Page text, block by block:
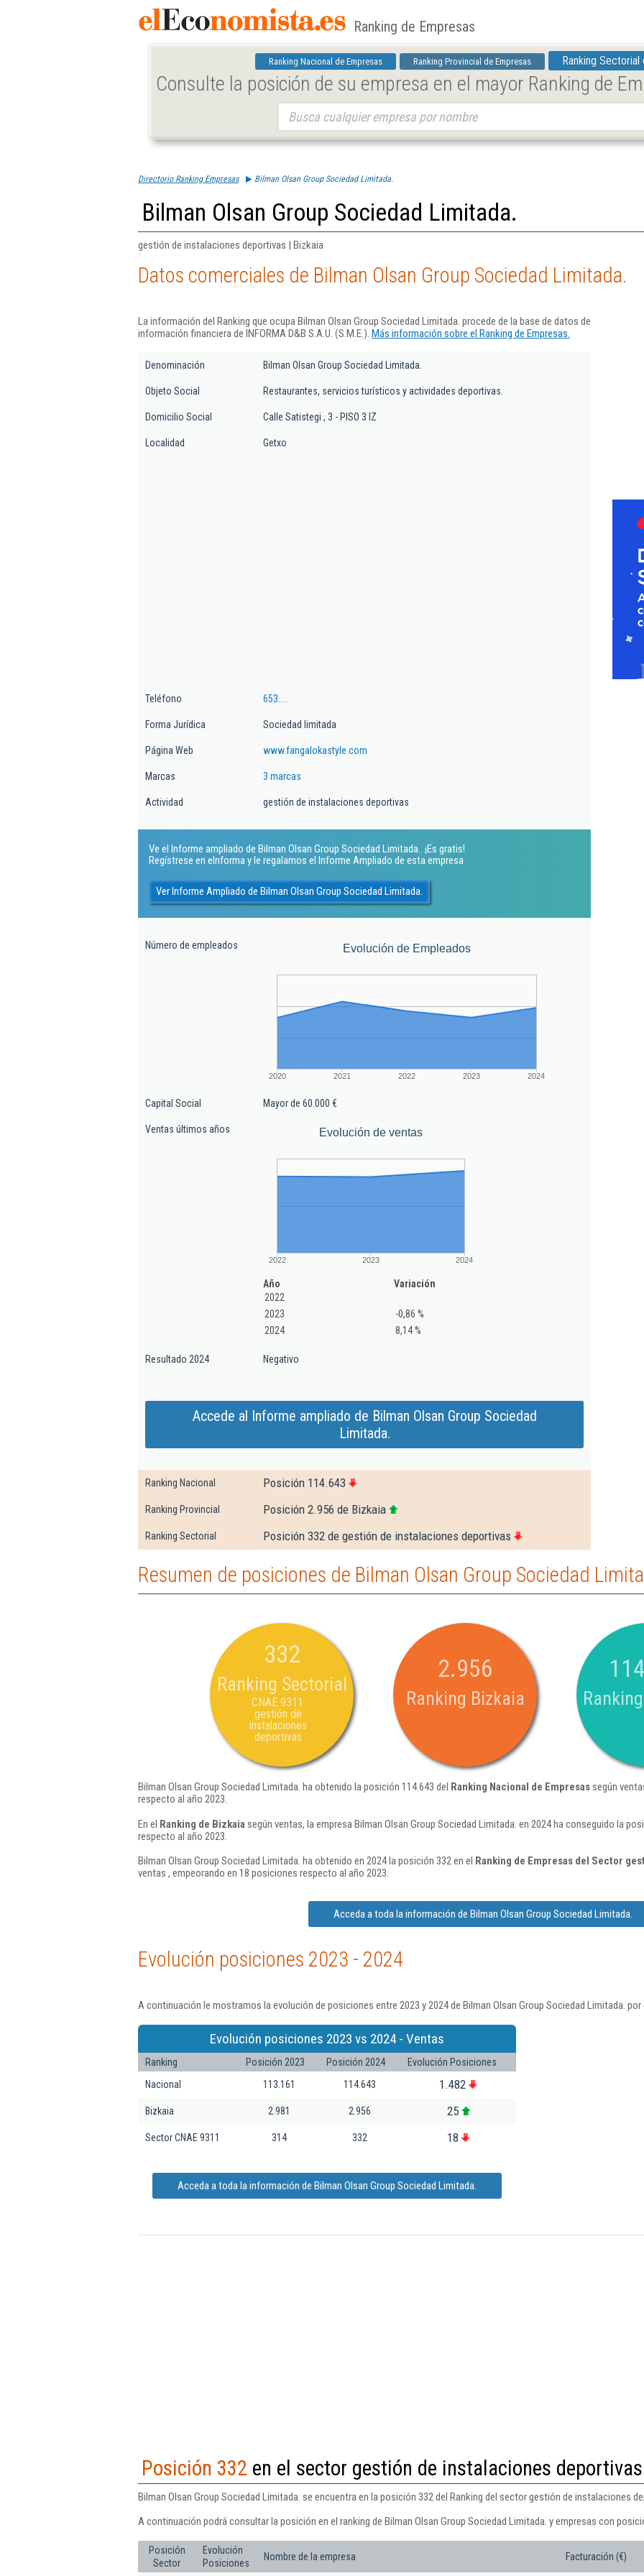
Ranking de Empresas
Ranking Nacional de Empresas Ranking Provincial de Empresas Ranking Sectorial
Consulte la posición de su empresa en el mayor Ranking de
Directorio Ranking Empresas Bilman Olsan Group Sociedad Limitada.
Bilman Olsan Group Sociedad Limitada.
gestión de instalaciones deportivas | Bizkaia
Datos comerciales de Bilman Olsan Group Sociedad Limitada.
La información del Ranking que ocupa Bilman Olsan Group Sociedad Limitada. procede de la base de datos de
información financiera de INFORMA D&B S.A.U. (S.M.E.). Más información sobre el Ranking de Empresas.
Denominación Bilman Olsan Group Sociedad Limitada.
Objeto Social Restaurantes, servicios turísticos y actividades deportivas.
Domicilio Social Calle Satistegi , 3 - PISO 3 IZ
Localidad Getxo
Teléfono 653.....
Forma Jurídica Sociedad limitada
Página Web www.fangalokastyle.com
Marcas 3 marcas
Actividad gestión de instalaciones deportivas
Ve el Informe ampliado de Bilman Olsan Group Sociedad Limitada.. ¡Es gratis!
Regístrese en eInforma y le regalamos el Informe Ampliado de esta empresa
Ver Informe Ampliado de Bilman Olsan Group Sociedad Limitada.
Número de empleados Evolución de Empleados
2020 2021 2022 2023 2024
Capital Social Mayor de 60.000 €
Ventas últimos años Evolución de ventas
2022 2023 2024
Año
Variación
2022
2023
-0,86 %
2024
8,14 %
Resultado 2024 Negativo
Accede al Informe ampliado de Bilman Olsan Group Sociedad
Limitada.
Ranking Nacional Posición 114.643
Ranking Provincial Posición 2.956 de Bizkaia
Ranking Sectorial Posición 332 de gestión de instalaciones deportivas
Resumen de posiciones de Bilman Olsan Group Sociedad
332
Ranking Sectorial
CNAE 9311:
gestión de
instalaciones
deportivas
2.956
Ranking Bizkaia
Bilman Olsan Group Sociedad Limitada. ha obtenido la posición 114.643 del Ranking Nacional de Empresassegún
respecto al año 2023.
En el Ranking de Bizkaia según ventas, la empresa Bilman Olsan Group Sociedad Limitada. en 2024 ha conseguido la
respecto al año 2023.
Bilman Olsan Group Sociedad Limitada. ha obtenido en 2024 la posición 332 en el Ranking de Empresas del Sector
ventas , empeorando en 18 posiciones respecto al año 2023.
Acceda a toda la información de Bilman Olsan Group Sociedad Limitada.
Evolución posiciones 2023 - 2024
A continuación le mostramos la evolución de posiciones entre 2023 y 2024 de Bilman Olsan Group Sociedad Limitada.
Evolución posiciones 2023 vs 2024 - Ventas
Ranking Posición 2023 Posición 2024
Evolución Posiciones
Nacional
113.161 114.643 1.482
Bizkaia 2.981 2.956 25
Sector CNAE 9311 314 332 18
Acceda a toda la información de Bilman Olsan Group Sociedad Limitada.
Posición 332 en el sector gestión de instalaciones deportivas
Bilman Olsan Group Sociedad Limitada. se encuentra en la posición 332 del Ranking del sector gestión de instalaciones
A continuación podrá consultar la posición en el ranking de Bilman Olsan Group Sociedad Limitada. y empresas con
Posición
Sector
Evolución
Posiciones
Nombre de la empresa Facturación (€)